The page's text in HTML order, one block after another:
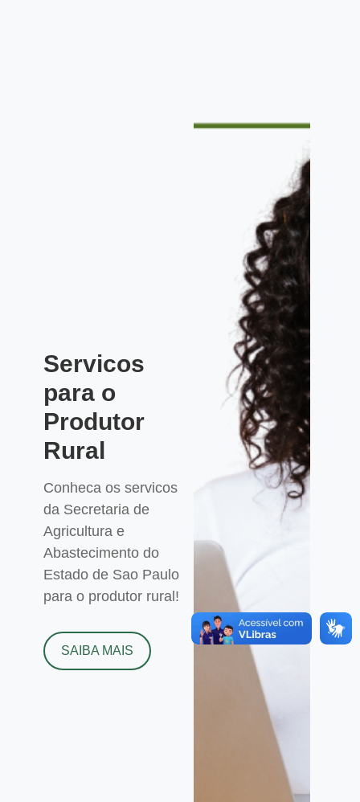
Servicos
para o
Produtor
Rural
Conheca os servicos
da Secretaria de
Agricultura e
Abastecimento do
Estado de Sao Paulo
para o produtor rural!
SAIBA MAIS